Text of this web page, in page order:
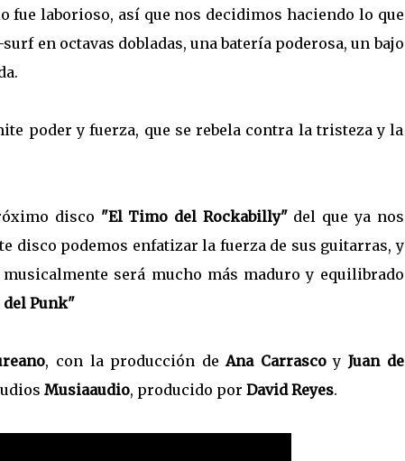
fue laborioso, así que nos decidimos haciendo lo que
en octavas dobladas, una batería poderosa, un bajo
poder y fuerza, que se rebela contra la tristeza y la
disco "El Timo del Rockabilly"del que ya nos
disco podemos enfatizar la fuerza de sus guitarras, y
será mucho más maduro y equilibrado
Punk"
, con la producción deAna Carrascoy Juan de
Musiaaudio, producido por David Reyes.